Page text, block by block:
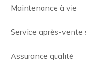
Maintenance à vie
Service après-vente
Assurance qualité